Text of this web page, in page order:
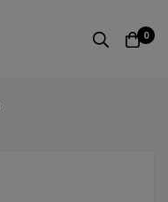
0